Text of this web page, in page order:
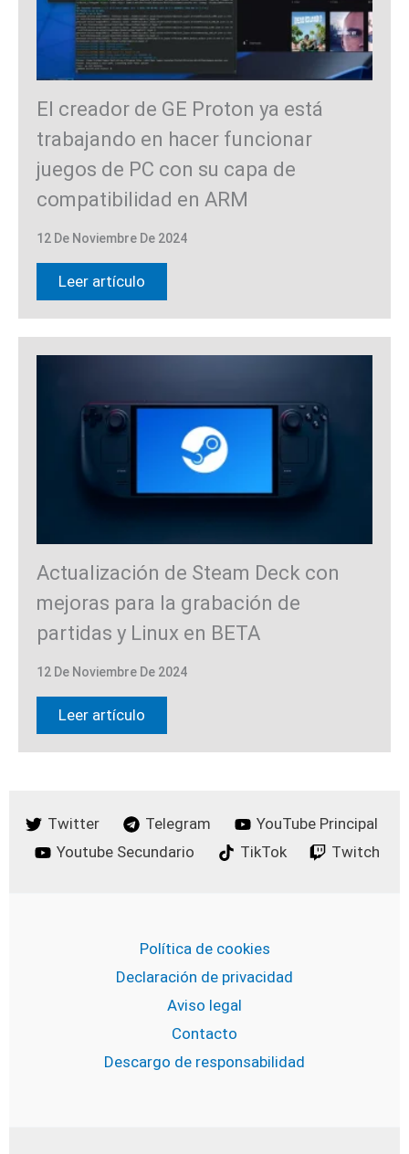
El creador de GE Proton ya está
trabajando en hacer funcionar
juegos de PC con su capa de
compatibilidad en ARM
12 De Noviembre De 2024
Leer artículo
Actualización de Steam Deck con
mejoras para la grabación de
partidas y Linux en BETA
12 De Noviembre De 2024
Leer artículo
Twitter Telegram
YouTube Principal
Youtube Secundario
TikTok Twitch
Política de cookies
Declaración de privacidad
Aviso legal
Contacto
Descargo de responsabilidad